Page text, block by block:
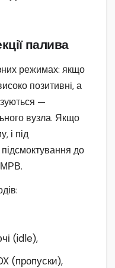
палива
режимах: якщо
позитивні, а
—
вузла. Якщо
і під
до
(idle),
(пропуски),